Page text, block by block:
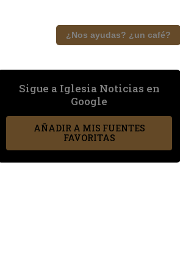
¿Nos ayudas? ¿un café?
Sigue a Iglesia Noticias en
Google
AÑADIR A MIS FUENTES
FAVORITAS